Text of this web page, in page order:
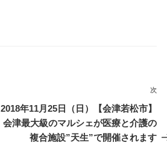
次
投
稿
次
2018年11月25日（日）【会津若松市】
会津最大級のマルシェが医療と介護の
複合施設”天生”で開催されます